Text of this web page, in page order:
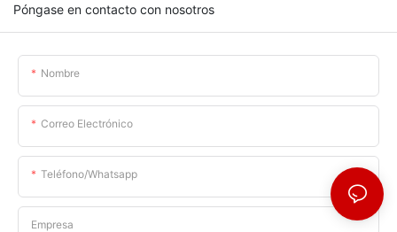
Póngase en contacto con nosotros
Nombre
Correo Electrónico
Teléfono/whatsapp
Empresa